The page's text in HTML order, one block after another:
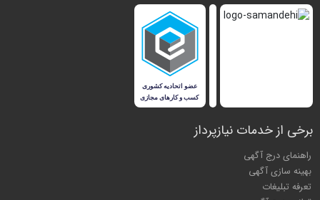
برخی از خدمات نیازپرداز
راهنمای درج آگهی
بهینه سازی آگهی
تعرفه تبلیغات